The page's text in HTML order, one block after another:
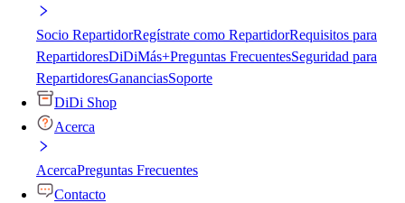
Socio RepartidorRegístrate como RepartidorRequisitos para
RepartidoresDiDiMás+Preguntas FrecuentesSeguridad para
RepartidoresGananciasSoporte
DiDi Shop
Acerca
AcercaPreguntas Frecuentes
Contacto